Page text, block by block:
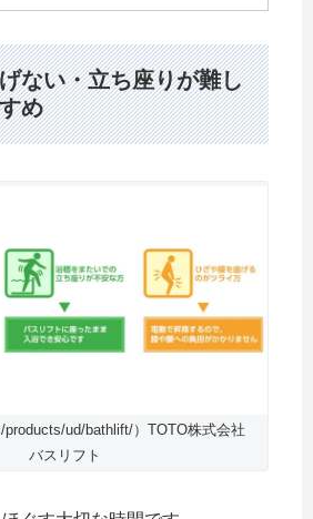
ない・立ち座りが難し
め
products/ud/bathlift/）TOTO株式会社
バスリフト